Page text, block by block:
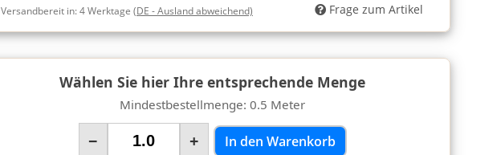
Versandbereit in:4 Werktage (DE - Ausland abweichend) Frage zum Artikel
Wählen Sie hier Ihre entsprechende Menge
Mindestbestellmenge: 0.5 Meter
− + In den Warenkorb